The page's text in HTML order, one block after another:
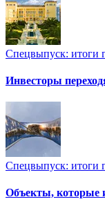
Спецвыпуск: итоги
Инвесторы
Спецвыпуск: итоги
Объекты, которые